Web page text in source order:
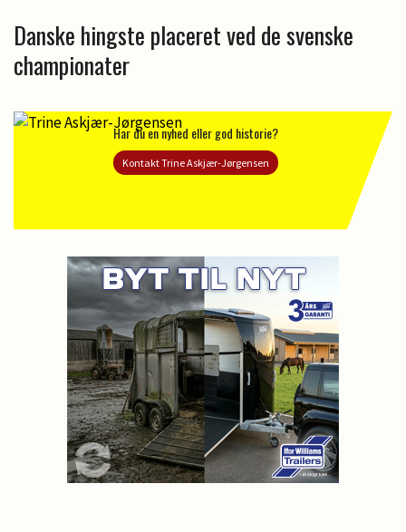
Danske hingste placeret ved de svenske
championater
Har du en nyhed eller god historie?
Kontakt Trine Askjær-Jørgensen